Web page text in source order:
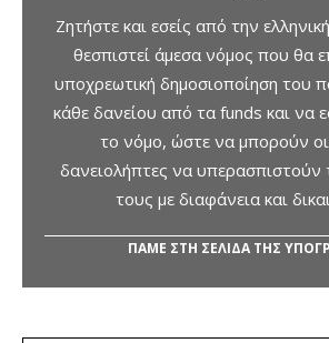
Ζητήστε και εσείς από την
θεσπιστεί άμεσα νόμος που θα
υποχρεωτική δημοσιοποίηση του
κάθε δανείου από τα funds και να
το νόμο, ώστε να μπορούν
δανειολήπτες να υπερασπιστούν
τους με διαφάνεια και
ΠΑΜΕ ΣΤΗ ΣΕΛΙΔΑ ΤΗΣ